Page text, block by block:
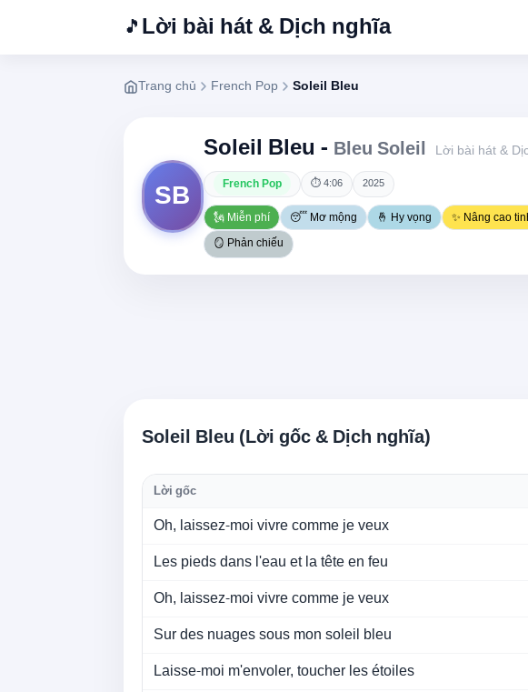
🎵 Lời bài hát & Dịch nghĩa
Trang chủ French Pop Soleil Bleu
SB
Soleil Bleu - Bleu Soleil Lời bài hát &
French Pop ⏱ 4:06 2025
🗽 Miễn phí 😴 Mơ mộng 🤞 Hy vọng ✨ Nâng cao
🪞 Phản chiếu
Soleil Bleu (Lời gốc & Dịch nghĩa)
Lời gốc
Oh, laissez-moi vivre comme je veux
Les pieds dans l'eau et la tête en feu
Oh, laissez-moi vivre comme je veux
Sur des nuages sous mon soleil bleu
Laisse-moi m'envoler, toucher les étoiles